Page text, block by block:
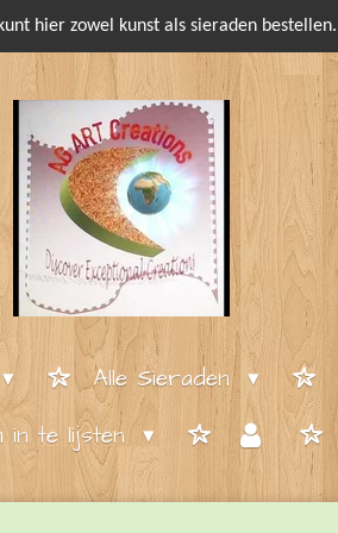
hier zowel kunst als sieraden bestellen.
Alle Sieraden
in te lijsten